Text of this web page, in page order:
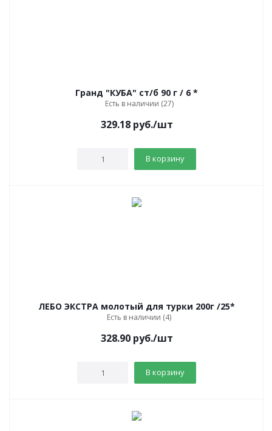
Гранд "КУБА" ст/б 90 г / 6 *
Есть в наличии (27)
329.18руб./шт
В корзину
ЛЕБО ЭКСТРА молотый для турки 200г /25*
Есть в наличии (4)
328.90руб./шт
В корзину